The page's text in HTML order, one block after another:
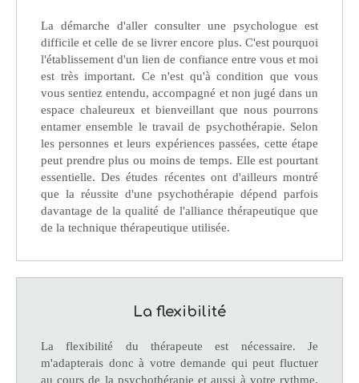
La démarche d'aller consulter une psychologue est
difficile et celle de se livrer encore plus. C'est pourquoi
l'établissement d'un lien de confiance entre vous et moi
est très important. Ce n'est qu'à condition que vous
vous sentiez entendu, accompagné et non jugé dans un
espace chaleureux et bienveillant que nous pourrons
entamer ensemble le travail de psychothérapie. Selon
les personnes et leurs expériences passées, cette étape
peut prendre plus ou moins de temps. Elle est pourtant
essentielle. Des études récentes ont d'ailleurs montré
que la réussite d'une psychothérapie dépend parfois
davantage de la qualité de l'alliance thérapeutique que
de la technique thérapeutique utilisée.
La flexibilité
La flexibilité du thérapeute est nécessaire. Je
m'adapterais donc à votre demande qui peut fluctuer
au cours de la psychothérapie et aussi à votre rythme.